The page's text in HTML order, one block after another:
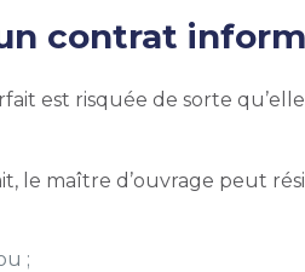
contrat
est risquée de sorte
le maître d’ouvrage peut
;